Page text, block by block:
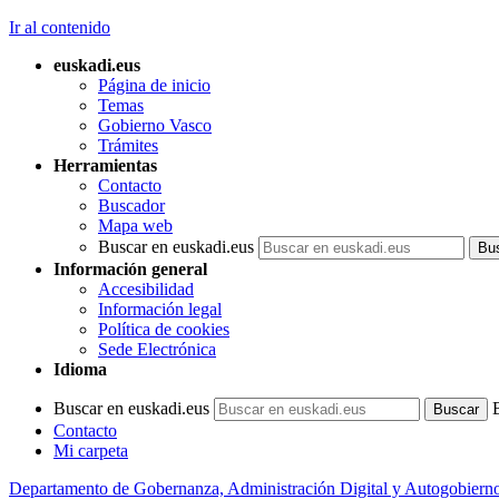
Ir al contenido
euskadi.eus
Página de inicio
Temas
Gobierno Vasco
Trámites
Herramientas
Contacto
Buscador
Mapa web
Buscar en euskadi.eus
Información general
Accesibilidad
Información legal
Política de cookies
Sede Electrónica
Idioma
Buscar en euskadi.eus
Contacto
Mi carpeta
Departamento de Gobernanza, Administración Digital y